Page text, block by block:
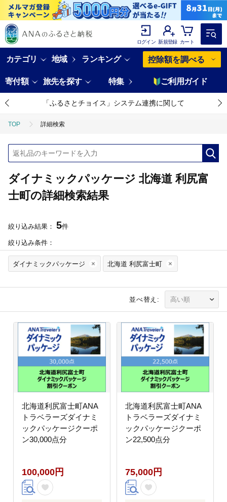
ログイン 新規登録 カート
カテゴリ 地域 ランキング 控除額を調べる
寄付額 旅先を探す 特集 ご利用ガイド
「ふるさとチョイス」システム連携に関して
TOP 詳細検索
ダイナミックパッケージ 北海道 利尻富
士町の詳細検索結果
絞り込み結果： 5件
絞り込み条件：
ダイナミックパッケージ 北海道 利尻富士町
並べ替え:
北海道利尻富士町ANA
トラベラーズダイナミ
ックパッケージクーポ
ン30,000点分
100,000円
北海道利尻富士町ANA
トラベラーズダイナミ
ックパッケージクーポ
ン22,500点分
75,000円